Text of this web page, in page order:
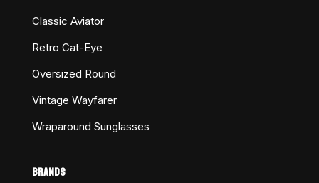
Classic Aviator
Retro Cat-Eye
Oversized Round
Vintage Wayfarer
Wraparound Sunglasses
BRANDS